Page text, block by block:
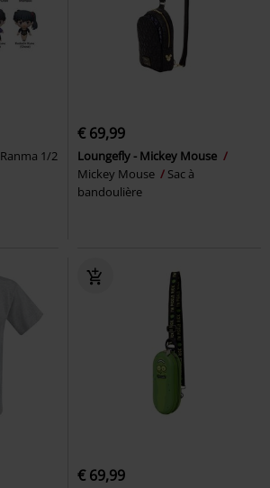
Ranma 1/2
€ 69,99
Loungefly - Mickey Mouse
Mickey Mouse
Sac à
bandoulière
€ 69,99